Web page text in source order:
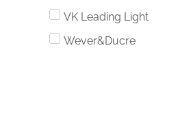
VK Leading Light
Wever&Ducre